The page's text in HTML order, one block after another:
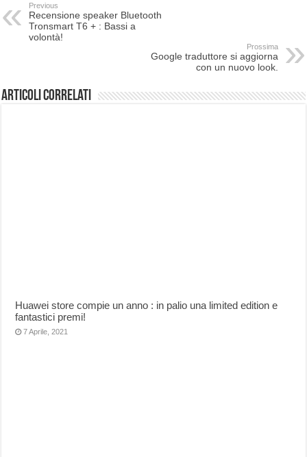
Previous
Recensione speaker Bluetooth
Tronsmart T6 + : Bassi a
volontà!
Prossima
Google traduttore si aggiorna
con un nuovo look.
Articoli correlati
Huawei store compie un anno : in palio una limited edition e
fantastici premi!
7 Aprile, 2021